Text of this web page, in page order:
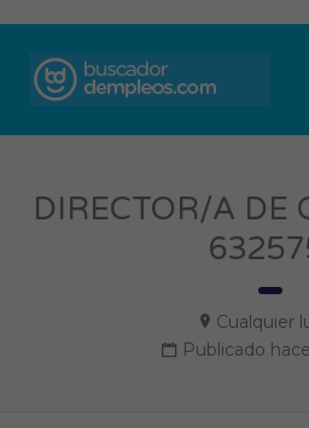
DIRECTOR/A DE
Cualquier
Publicado